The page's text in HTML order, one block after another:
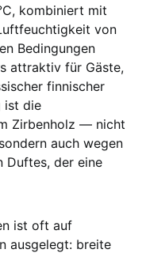
kombiniert mit
von
Bedingungen
attraktiv für Gäste,
finnischer
ist die
Zirbenholz — nicht
auch wegen
Duftes, der eine
ist oft auf
ausgelegt: breite